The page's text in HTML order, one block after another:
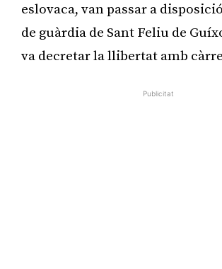
eslovaca, van passar a
de guàrdia de Sant Feliu de
va decretar la llibertat amb
Publicitat